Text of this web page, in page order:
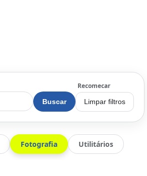
Buscar
Recomecar
Limpar filtros
Fotografia Utilitários